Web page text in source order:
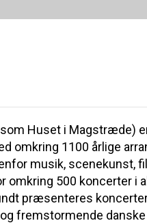
Huset i Magstræde)
omkring 1100 årlige
musik, scenekunst,
omkring 500 koncerter i
præsenteres
fremstormende